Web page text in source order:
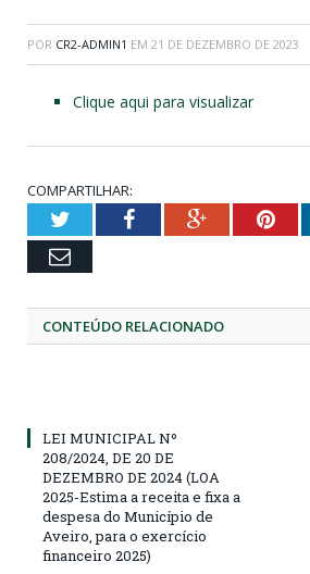
POR CR2-ADMIN1 EM 21 DE DEZEMBRO DE 2023
Clique aqui para visualizar
COMPARTILHAR:
TwitterFacebookGoogle+
Email
CONTEÚDO RELACIONADO
LEI MUNICIPAL Nº
208/2024, DE 20 DE
DEZEMBRO DE 2024 (LOA
2025-Estima a receita e fixa a
despesa do Município de
Aveiro, para o exercício
financeiro 2025)